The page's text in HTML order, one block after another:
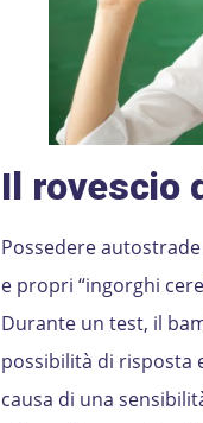
Il rovescio
Possedere
e propri “ingorghi
Durante un test, il
possibilità di risposta
causa di una